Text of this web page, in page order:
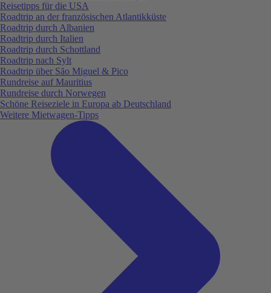
Reisetipps für die USA
Roadtrip an der französischen Atlantikküste
Roadtrip durch Albanien
Roadtrip durch Italien
Roadtrip durch Schottland
Roadtrip nach Sylt
Roadtrip über São Miguel & Pico
Rundreise auf Mauritius
Rundreise durch Norwegen
Schöne Reiseziele in Europa ab Deutschland
Weitere Mietwagen-Tipps